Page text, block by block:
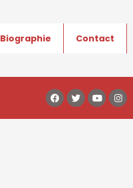
Biographie Contact